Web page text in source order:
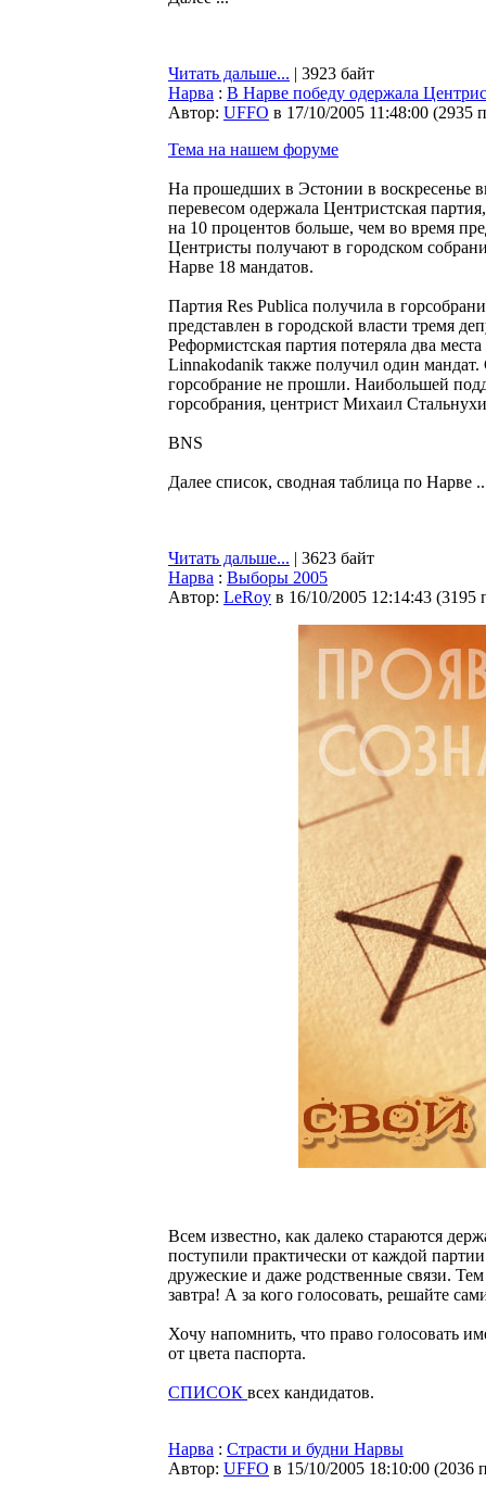
Читать дальше... | 3923 байт
Нарва : В Нарве победу одержала
Автор: UFFO в 17/10/2005 11:48:00 (2935
Тема на нашем форуме
На прошедших в Эстонии в воскресенье
перевесом одержала Центристская
на 10 процентов больше, чем во время
Центристы получают в городском
Нарве 18 мандатов.
Партия Res Publica получила в
представлен в городской власти тремя
Реформистская партия потеряла два
Linnakodanik также получил один
горсобрание не прошли. Наибольшей
горсобрания, центрист Михаил
BNS
Далее список, сводная таблица по Нарве
Читать дальше... | 3623 байт
Нарва : Выборы 2005
Автор: LeRoy в 16/10/2005 12:14:43 (3195
Всем известно, как далеко стараются
поступили практически от каждой
дружеские и даже родственные связи.
завтра! А за кого голосовать, решайте
Хочу напомнить, что право голосовать
от цвета паспорта.
СПИСОК всех кандидатов.
Нарва : Страсти и будни Нарвы
Автор: UFFO в 15/10/2005 18:10:00 (2036